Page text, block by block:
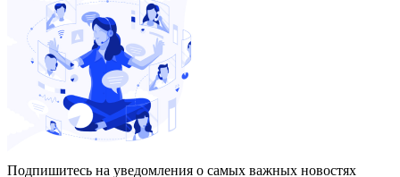
Подпишитесь на уведомления о самых важных новостях